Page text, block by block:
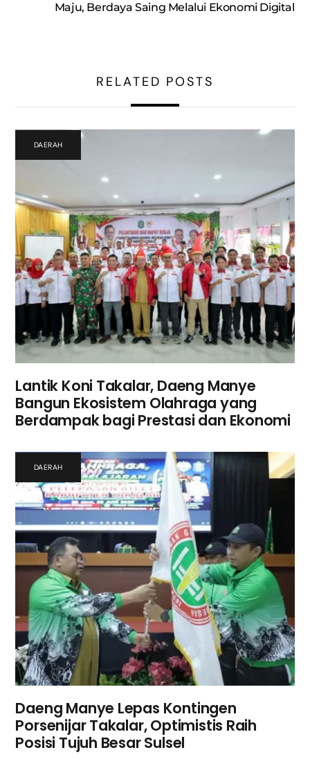
Maju, Berdaya Saing Melalui Ekonomi Digital
RELATED POSTS
DAERAH
Lantik Koni Takalar, Daeng Manye
Bangun Ekosistem Olahraga yang
Berdampak bagi Prestasi dan Ekonomi
DAERAH
Daeng Manye Lepas Kontingen
Porsenijar Takalar, Optimistis Raih
Posisi Tujuh Besar Sulsel